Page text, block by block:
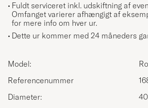
Fuldt serviceret inkl. udskiftning af
Omfanget varierer afhængigt af
for mere info om hver ur.
Dette ur kommer med 24 måneders
Model:
Referencenummer
Diameter: